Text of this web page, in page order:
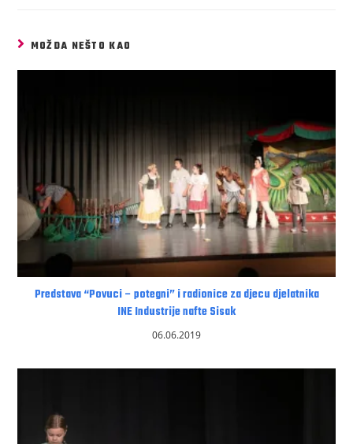
MOŽDA NEŠTO KAO
Predstava “Povuci – potegni” i radionice za djecu djelatnika
INE Industrije nafte Sisak
06.06.2019